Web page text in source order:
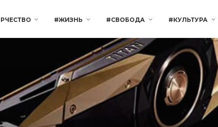
#ЖИЗНЬ #СВОБОДА #КУЛЬТУРА